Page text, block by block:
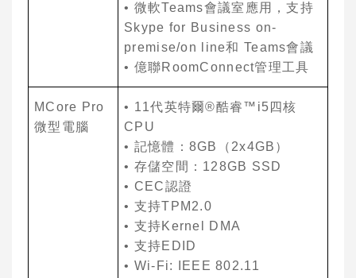
• 微軟Teams會議室應⽤ ，⽀持
Skype for Business on-
premise/on line和 Teams會議
• 億聯RoomConnect管理⼯具
MCore Pro
微型電腦
• 11代英特爾®酷睿™i5 四核
CPU
• 記憶體： 8GB （ 2x4GB ）
• 存儲空間： 128GB SSD
• CEC認證
• ⽀持TPM2.0
• ⽀持Kernel DMA
• ⽀持EDID
• Wi-Fi: IEEE 802.11